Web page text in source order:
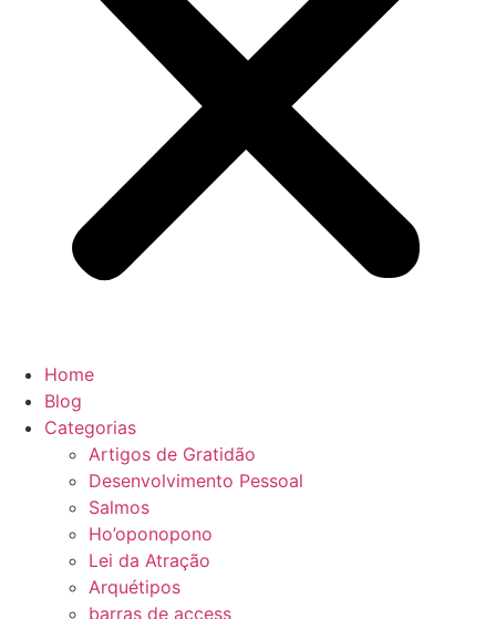
Home
Blog
Categorias
Artigos de Gratidão
Desenvolvimento Pessoal
Salmos
Ho’oponopono
Lei da Atração
Arquétipos
barras de access